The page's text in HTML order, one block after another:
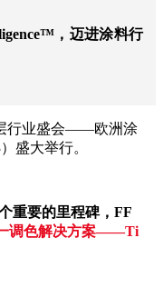
，迈进涂料行
行业盛会——欧洲涂
盛大举行。
重要的里程碑，FF
调色解决方案——Ti